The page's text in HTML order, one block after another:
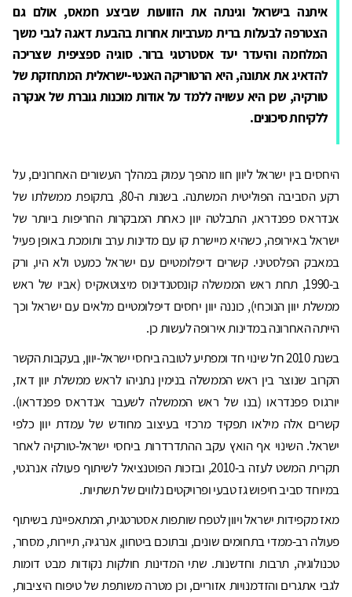
איתנה בישראל וגינתה את הזוועות שביצע חמאס, אולם גם
הצטרפה לבעלות ברית מערביות אחרות בהבעת דאגה לגבי משך
המלחמה והיעדר יעד אסטרטגי ברור. סוגיה ספציפית שצריכה
להדאיג את אתונה, היא הרטוריקה האנטי-ישראלית המתחזקת של
טורקיה, שכן היא עשויה ללמד על אודות מוכנות גוברת של אנקרה
ללקיחת סיכונים.
היחסים בין ישראל ליוון חוו מהפך עמוק במהלך העשורים האחרונים, על
רקע הסביבה הפוליטית המשתנה. בשנות ה-80, בתקופת ממשלתו של
אנדראס פפנדראו, התבלטה יוון כאחת המבקרות החריפות ביותר של
ישראל באירופה, כשהיא מיישרת קו עם מדינות ערב ותומכת באופן פעיל
במאבק הפלסטיני. קשרים דיפלומטיים עם ישראל כמעט ולא היו, ורק
ב-1990, תחת ראש הממשלה קונסטנדינוס מיצוטאקיס (אביו של ראש
ממשלת יוון הנוכחי), כוננה יוון יחסים דיפלומטיים מלאים עם ישראל וכך
הייתה האחרונה במדינות אירופה לעשות כן.
בשנת 2010 חל שינוי חד ומפתיע לטובה ביחסי ישראל-יוון, בעקבות הקשר
הקרוב שנוצר בין ראש הממשלה בנימין נתניהו לראש ממשלת יוון דאז,
יורגוס פפנדראו (בנו של ראש הממשלה לשעבר אנדראס פפנדראו).
קשרים אלה מילאו תפקיד מרכזי בעיצוב מחודש של עמדת יוון כלפי
ישראל. השינוי אף הואץ עקב ההתדרדרות ביחסי ישראל-טורקיה לאחר
תקרית המשט לעזה ב-2010, ובזכות הפוטנציאל לשיתוף פעולה אנרגטי,
במיוחד סביב חיפוש גז טבעי ופרויקטים נלווים של תשתיות.
מאז מקפידות ישראל ויוון לטפח שותפות אסטרטגית, המתאפיינת בשיתוף
פעולה רב-ממדי בתחומים שונים, ובתוכם ביטחון, אנרגיה, תיירות, מסחר,
טכנולוגיה, תרבות וחדשנות. שתי המדינות חולקות נקודות מבט דומות
לגבי אתגרים והזדמנויות אזוריים, וכן מטרה משותפת של טיפוח היציבות,